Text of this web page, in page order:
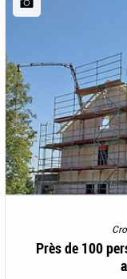
Près de 100